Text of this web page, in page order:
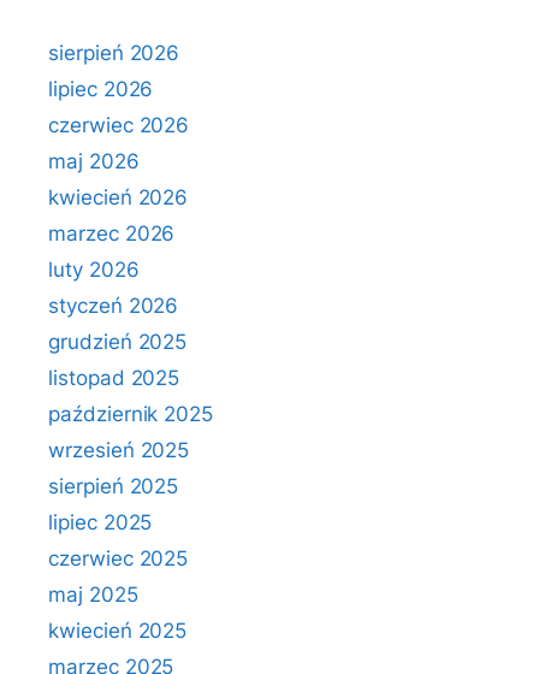
sierpień 2026
lipiec 2026
czerwiec 2026
maj 2026
kwiecień 2026
marzec 2026
luty 2026
styczeń 2026
grudzień 2025
listopad 2025
październik 2025
wrzesień 2025
sierpień 2025
lipiec 2025
czerwiec 2025
maj 2025
kwiecień 2025
marzec 2025